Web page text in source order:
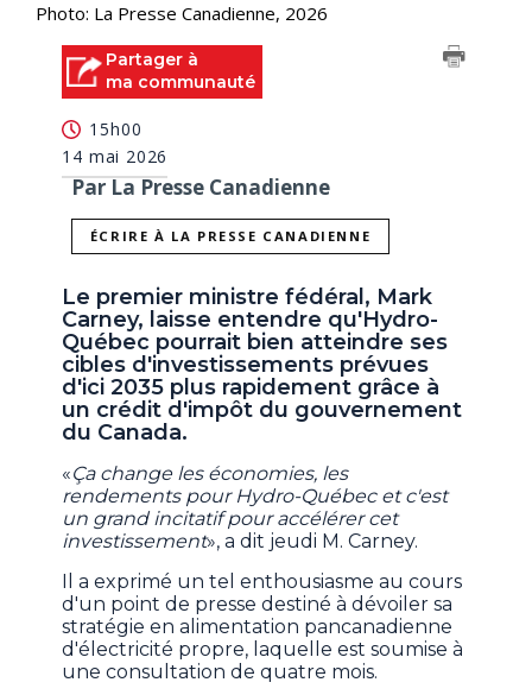
Photo: La Presse Canadienne, 2026
Partager à
ma communauté
15h00
14 mai 2026
Par La Presse Canadienne
ÉCRIRE À LA PRESSE CANADIENNE
Le premier ministre fédéral, Mark
Carney, laisse entendre qu'Hydro-
Québec pourrait bien atteindre ses
cibles d'investissements prévues
d'ici 2035 plus rapidement grâce à
un crédit d'impôt du gouvernement
du Canada.
«Ça change les économies, les
rendements pour Hydro-Québec et c'est
un grand incitatif pour accélérer cet
investissement», a dit jeudi M. Carney.
Il a exprimé un tel enthousiasme au cours
d'un point de presse destiné à dévoiler sa
stratégie en alimentation pancanadienne
d'électricité propre, laquelle est soumise à
une consultation de quatre mois.